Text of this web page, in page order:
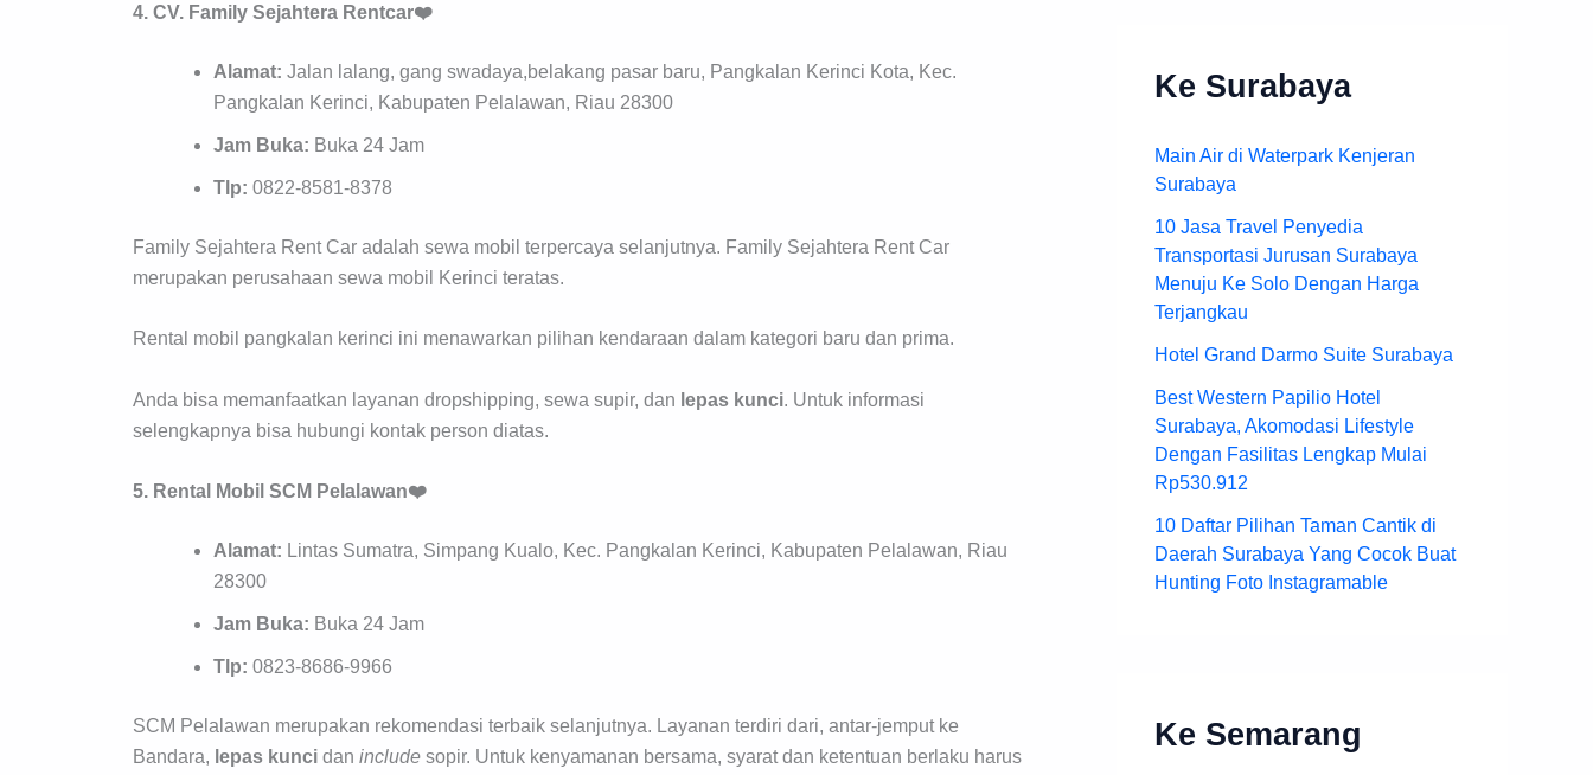
4. CV. Family Sejahtera Rentcar❤️
Alamat: Jalan lalang, gang swadaya,belakang pasar baru, Pangkalan Kerinci Kota, Kec.
Pangkalan Kerinci, Kabupaten Pelalawan, Riau 28300
Jam Buka: Buka 24 Jam
Tlp: 0822-8581-8378
Family Sejahtera Rent Car adalah sewa mobil terpercaya selanjutnya. Family Sejahtera Rent Car
merupakan perusahaan sewa mobil Kerinci teratas.
Rental mobil pangkalan kerinci ini menawarkan pilihan kendaraan dalam kategori baru dan prima.
Anda bisa memanfaatkan layanan dropshipping, sewa supir, dan lepas kunci. Untuk informasi
selengkapnya bisa hubungi kontak person diatas.
5. Rental Mobil SCM Pelalawan❤️
Alamat: Lintas Sumatra, Simpang Kualo, Kec. Pangkalan Kerinci, Kabupaten Pelalawan, Riau
28300
Jam Buka: Buka 24 Jam
Tlp: 0823-8686-9966
SCM Pelalawan merupakan rekomendasi terbaik selanjutnya. Layanan terdiri dari, antar-jemput ke
Bandara, lepas kunci dan include sopir. Untuk kenyamanan bersama, syarat dan ketentuan berlaku harus
Ke Surabaya
Main Air di Waterpark Kenjeran
Surabaya
10 Jasa Travel Penyedia
Transportasi Jurusan Surabaya
Menuju Ke Solo Dengan Harga
Terjangkau
Hotel Grand Darmo Suite Surabaya
Best Western Papilio Hotel
Surabaya, Akomodasi Lifestyle
Dengan Fasilitas Lengkap Mulai
Rp530.912
10 Daftar Pilihan Taman Cantik di
Daerah Surabaya Yang Cocok Buat
Hunting Foto Instagramable
Ke Semarang